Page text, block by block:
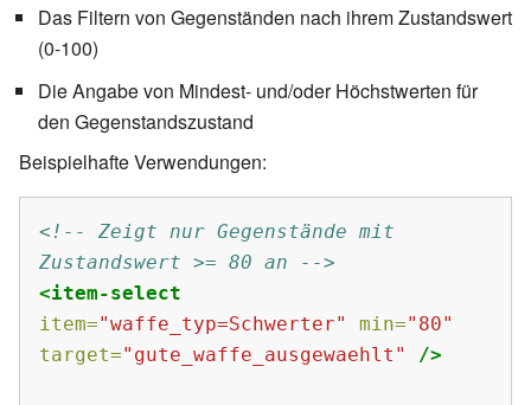
Das Filtern von Gegenständen nach ihrem Zustandswert
(0-100)
Die Angabe von Mindest- und/oder Höchstwerten für
den Gegenstandszustand
Beispielhafte Verwendungen:
<!-- Zeigt nur Gegenstände mit
Zustandswert >= 80 an -->
<item-select
item="waffe_typ=Schwerter" min="80"
target="gute_waffe_ausgewaehlt" />